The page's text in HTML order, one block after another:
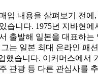
입 내용을 살펴보기 전에
습니다. 1975년 지바현
출발해 일본을 대표하는
는 일본 최대 온라인 패
했습니다. 이커머스에서
관광 등 다른 관심사를